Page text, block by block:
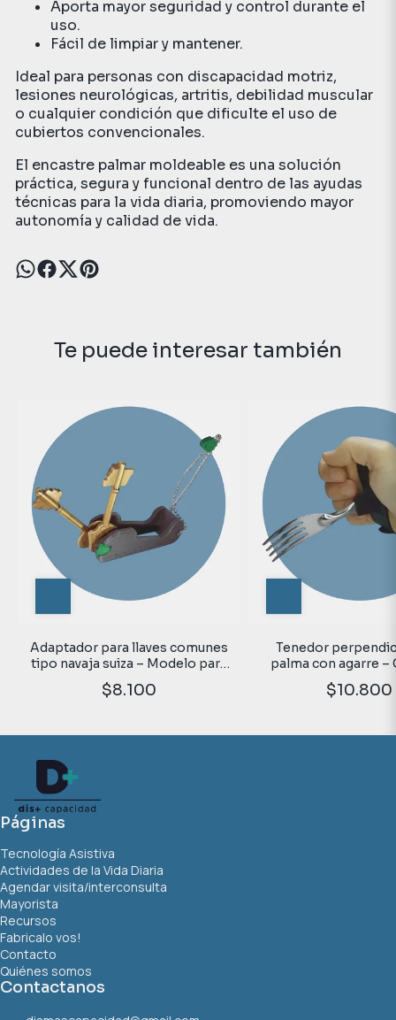
Aporta mayor seguridad y control durante el
uso.
Fácil de limpiar y mantener.
Ideal para personas con discapacidad motriz,
lesiones neurológicas, artritis, debilidad muscular
o cualquier condición que dificulte el uso de
cubiertos convencionales.
El encastre palmar moldeable es una solución
práctica, segura y funcional dentro de las ayudas
técnicas para la vida diaria, promoviendo mayor
autonomía y calidad de vida.
Te puede interesar también
Adaptador para llaves comunes
tipo navaja suiza – Modelo para
1, 2 o 3 llaves.
$8.100
Tenedor
palma con agarre –
adaptado para uso
$10.800
Páginas
Tecnología Asistiva
Actividades de la Vida Diaria
Agendar visita/interconsulta
Mayorista
Recursos
Fabricalo vos!
Contacto
Quiénes somos
Contactanos